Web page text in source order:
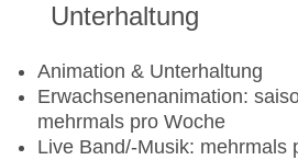
Unterhaltung
Animation & Unterhaltung
Erwachsenenanimation:
mehrmals pro Woche
Live Band/-Musik: mehrmals